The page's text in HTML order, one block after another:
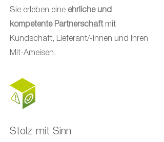
Sie erleben eine ehrliche und
kompetente Partnerschaft mit
Kundschaft, Lieferant/-innen und Ihren
Mit-Ameisen.
Stolz mit Sinn